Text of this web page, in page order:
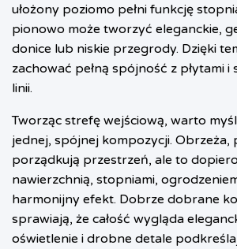
ułożony poziomo pełni funkcję
pionowo może tworzyć eleganckie,
donice lub niskie przegrody. Dzięki
zachować pełną spójność z płytami i
linii.
Tworząc strefę wejściową, warto
jednej, spójnej kompozycji. Obrzeża,
porządkują przestrzeń, ale to
nawierzchnią, stopniami,
harmonijny efekt. Dobrze dobrane
sprawiają, że całość wygląda
oświetlenie i drobne detale